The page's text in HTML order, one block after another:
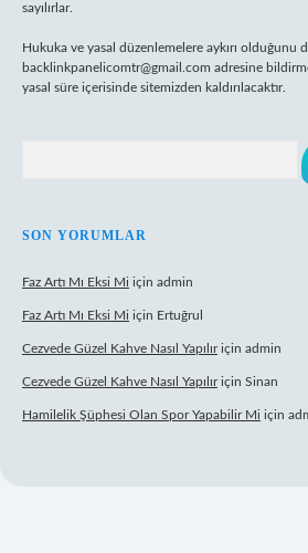
sayılırlar.
Hukuka ve yasal düzenlemelere aykırı olduğunu
backlinkpanelicomtr@gmail.com adresine
yasal süre içerisinde sitemizden kaldırılacaktır.
SON YORUMLAR
Faz Artı Mı Eksi Mi için admin
Faz Artı Mı Eksi Mi için Ertuğrul
Cezvede Güzel Kahve Nasıl Yapılıriçin admin
Cezvede Güzel Kahve Nasıl Yapılıriçin Sinan
Hamilelik Şüphesi Olan Spor Yapabilir Mi için